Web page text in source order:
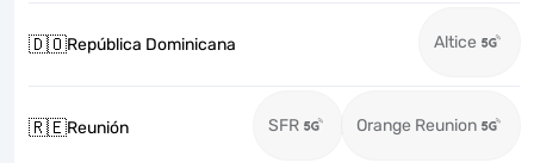
🇩🇴República Dominicana Altice
🇷🇪Reunión SFR Orange Reunion